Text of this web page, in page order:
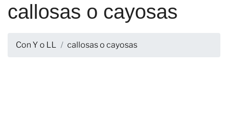
callosas o cayosas
Con Y o LL callosas o cayosas